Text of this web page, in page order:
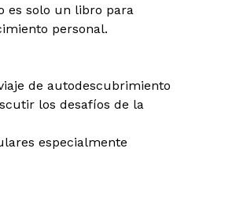
es solo un libro para
personal.
de autodescubrimiento
los desafíos de la
especialmente